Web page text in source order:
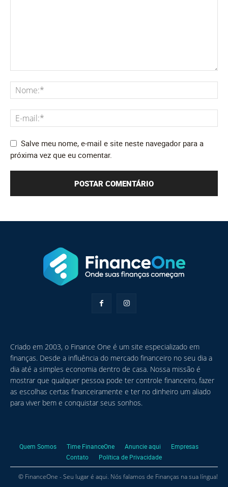
Salve meu nome, e-mail e site neste navegador para a
próxima vez que eu comentar.
Criado em 2003, o Finance One é um site especializado em
finanças. Desde a influência do mercado financeiro no seu dia a
dia até a simples economia dentro de casa. Nossa missão é
mostrar que qualquer pessoa pode ter controle financeiro, fazer
as escolhas certas financeiramente e ter no dinheiro um aliado
para viver bem e conquistar seus sonhos.
Quem Somos Time FinanceOne Anuncie aqui
Empresas
Contato
Política de Privacidade
© FinanceOne - Seu lugar é aqui. Nós falamos de Finanças na sua língua!